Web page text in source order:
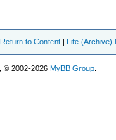
Return to Content | Lite (Archive)
, © 2002-2026MyBB Group